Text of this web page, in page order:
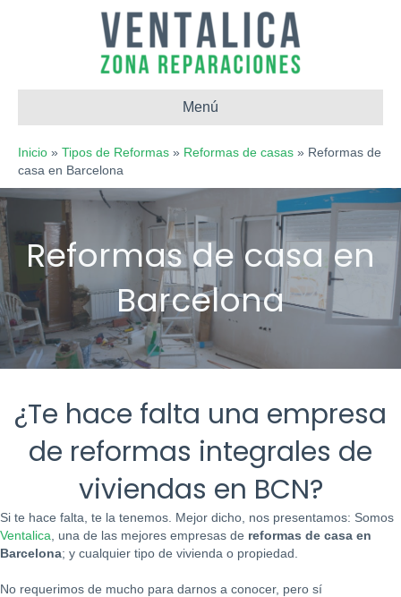
Menú
Inicio » Tipos de Reformas » Reformas de casas » Reformas de
casa en Barcelona
¿Te hace falta una empresa
de reformas integrales de
viviendas en BCN?
Si te hace falta, te la tenemos. Mejor dicho, nos presentamos: Somos
Ventalica , una de las mejores empresas de reformas de casa en
Barcelona; y cualquier tipo de vivienda o propiedad.
No requerimos de mucho para darnos a conocer, pero sí